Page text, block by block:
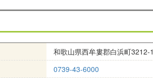
和歌山県西牟婁郡白浜町3212-1
0739-43-6000